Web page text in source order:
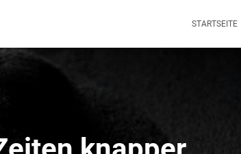
STARTSEITE